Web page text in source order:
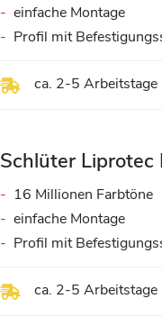
ca. 2-5 Arbeitstage
einfache Montage
Profil mit
Schlüter Liprotec
ca. 2-5 Arbeitstage
16 Millionen Farbtöne
einfache Montage
Profil mit